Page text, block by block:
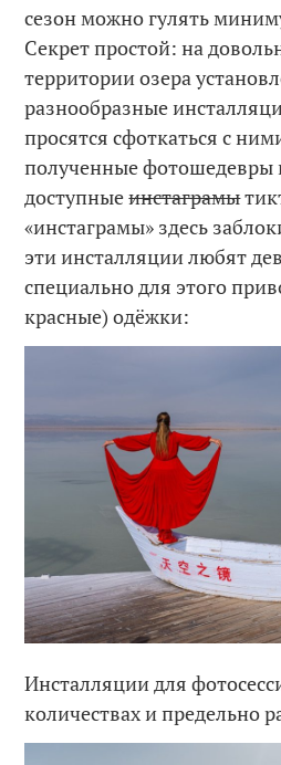
сезон можно гулять
Секрет простой: на
территории озера
разнообразные
просятся сфоткаться с
полученные фотошедевры
доступныеинстаграмы
«инстаграмы» здесь
эти инсталляции любят
специально для этого
красные) одёжки:
Инсталляции для
количествах и предельно